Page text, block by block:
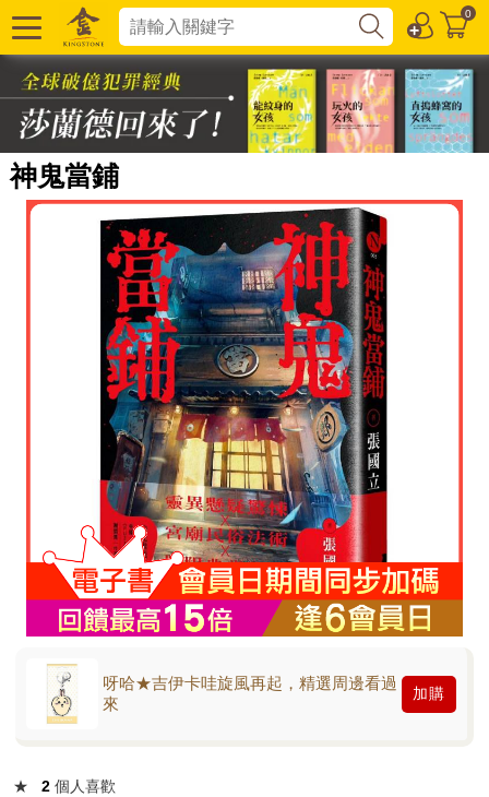
0
神鬼當鋪
呀哈★吉伊卡哇旋風再起，精選周邊看過
來
加購
★ 2 個人喜歡